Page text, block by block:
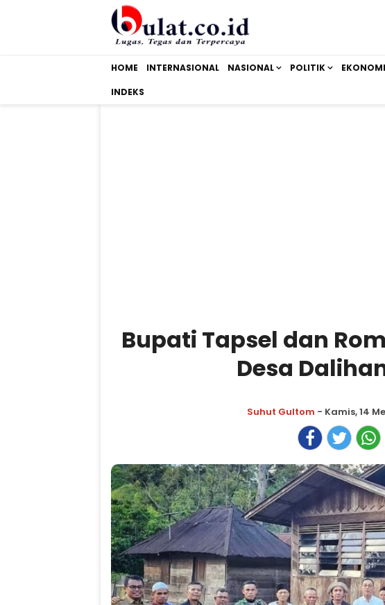
HOME INTERNASIONAL NASIONAL POLITIK EKONOMI
INDEKS
Bupati Tapsel dan
Desa
Suhut Gultom - Kamis, 14